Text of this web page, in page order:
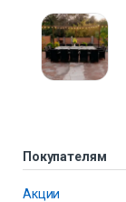
Покупателям
Акции